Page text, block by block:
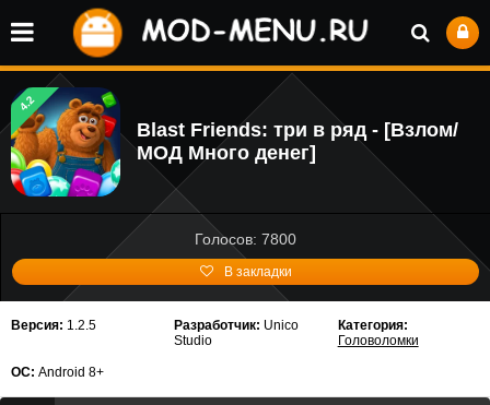
4.2
Blast Friends: три в ряд - [Взлом/
МОД Много денег]
Голосов: 7800
В закладки
Версия: 1.2.5 Разработчик: Unico
Studio
Категория:
Головоломки
ОС: Android 8+